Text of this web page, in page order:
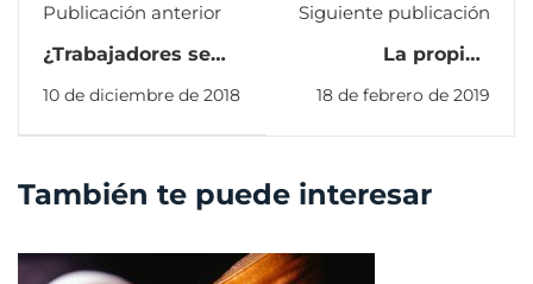
Publicación anterior
¿Trabajadores se
quedan sin derecho
La pregunta que
responder...
10 de diciembre de 2018
Siguiente publicación
La propina
obligatoria en
le corresponde?
18 de febrero de 2019
También te puede interesar